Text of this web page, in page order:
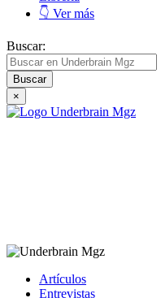
👇 Ver más
Buscar:
×
Artículos
Entrevistas